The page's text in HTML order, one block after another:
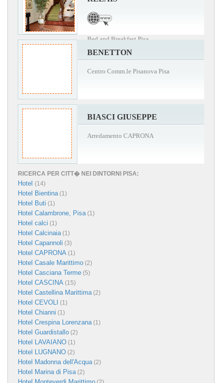
Bed and Breakfast Pisa
BENETTON
Centro Comm.le Pisanova Pisa
BIASCI GIUSEPPE
Arredamento CAPRONA
RICERCA PER CITT� NEI DINTORNI PISA:
Hotel (14)
Hotel Bientina (1)
Hotel Buti (1)
Hotel Calambrone, Pisa (1)
Hotel calci (1)
Hotel Calcinaia (1)
Hotel Capannoli (3)
Hotel CAPRONA (1)
Hotel Casale Marittimo (2)
Hotel Casciana Terme (5)
Hotel CASCINA (15)
Hotel Castellina Marittima (2)
Hotel CEVOLI (1)
Hotel Chianni (1)
Hotel Crespina Lorenzana (1)
Hotel Guardistallo (2)
Hotel LAVAIANO (1)
Hotel LUGNANO (2)
Hotel Madonna dell'Acqua (2)
Hotel Marina di Pisa (2)